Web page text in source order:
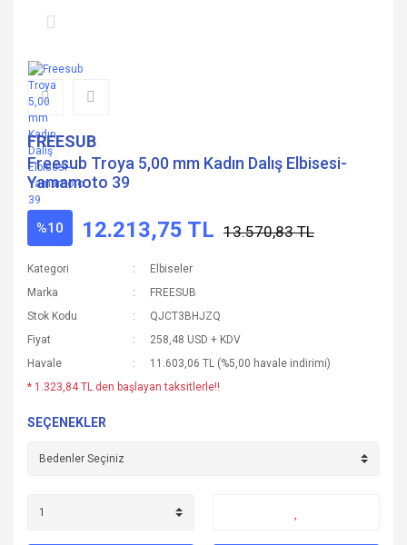
FREESUB
Freesub Troya 5,00 mm Kadın Dalış Elbisesi-
Yamamoto 39
%10 12.213,75 TL 13.570,83 TL
Kategori
Elbiseler
Marka
FREESUB
Stok Kodu
QJCT3BHJZQ
Fiyat
258,48 USD + KDV
Havale
11.603,06 TL (%5,00 havale indirimi)
* 1.323,84 TL den başlayan taksitlerle!!
SEÇENEKLER